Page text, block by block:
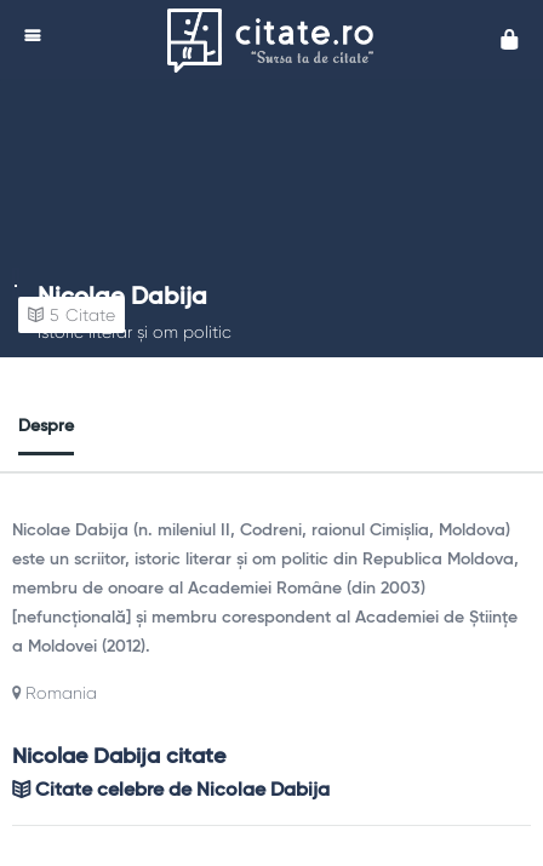
Nicolae Dabija
Istoric literar și om politic
5 Citate
Despre
Nicolae Dabija (n. mileniul II, Codreni, raionul Cimișlia, Moldova)
este un scriitor, istoric literar și om politic din Republica Moldova,
membru de onoare al Academiei Române (din 2003)
[nefuncțională] și membru corespondent al Academiei de Științe
a Moldovei (2012).
Romania
Nicolae Dabija citate
Citate celebre de Nicolae Dabija